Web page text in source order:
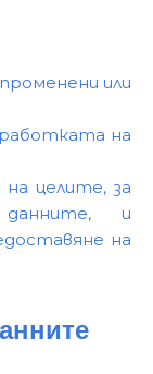
или
на
целите, за
и
на